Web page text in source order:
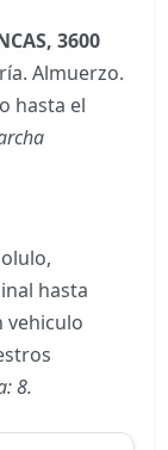
3600
Almuerzo.
hasta el
hasta
vehiculo
8.